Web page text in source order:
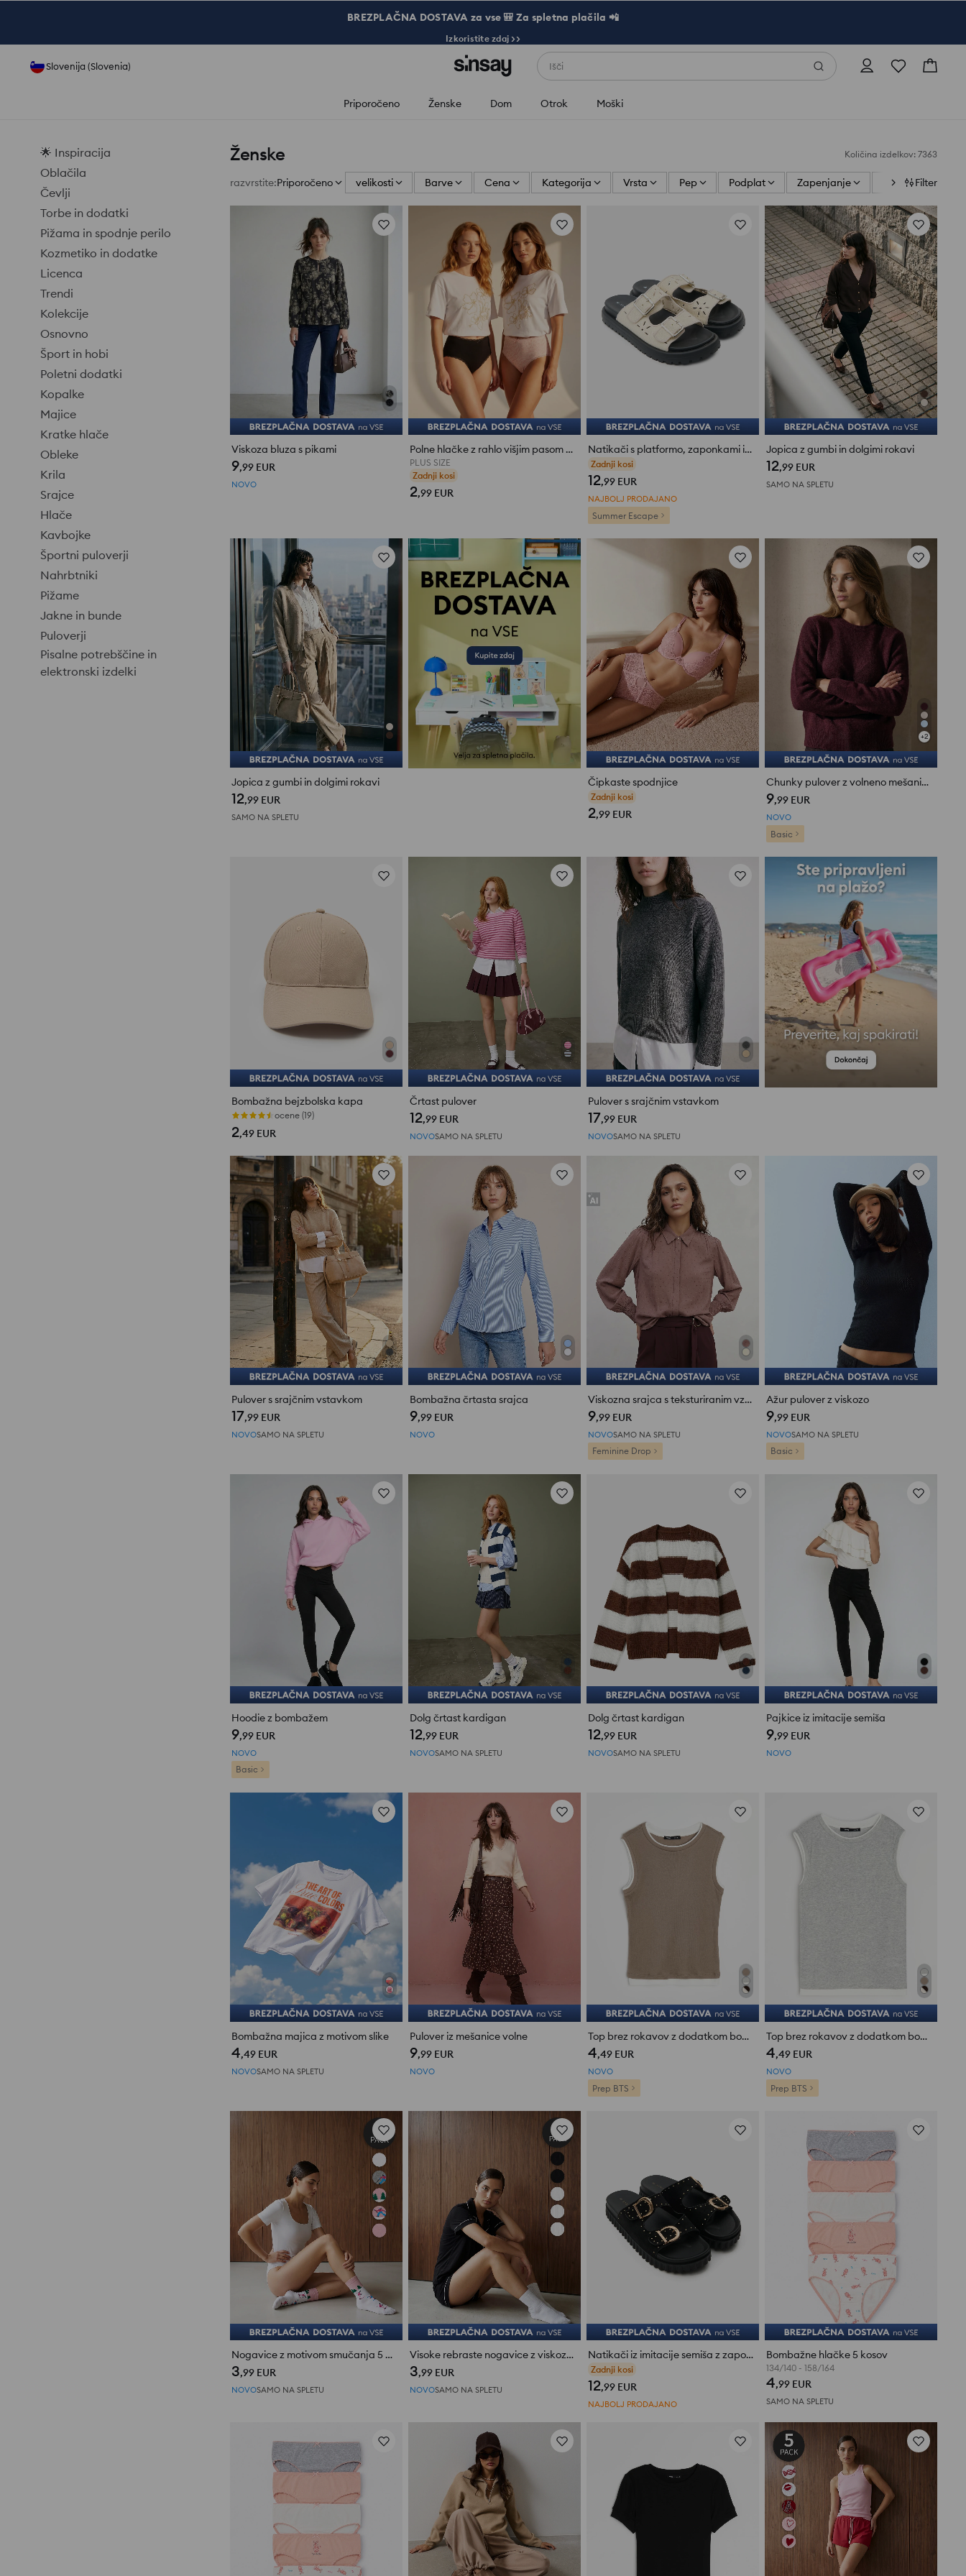
BREZPLAČNA DOSTAVA za vse 🎒 Za spletna plačila 📲
Izkoristite zdaj >>
Slovenija (Slovenia) Išči
Priporočeno Ženske Dom Otrok Moški
🌟 Inspiracija
Oblačila
Čevlji
Torbe in dodatki
Pižama in spodnje perilo
Kozmetiko in dodatke
Licenca
Trendi
Kolekcije
Osnovno
Šport in hobi
Poletni dodatki
Kopalke
Majice
Kratke hlače
Obleke
Krila
Srajce
Hlače
Kavbojke
Športni puloverji
Nahrbtniki
Pižame
Jakne in bunde
Puloverji
Pisalne potrebščine in
elektronski izdelki
Ženske Količina izdelkov: 7363
razvrstite:Priporočeno velikosti Barve Cena Kategorija Vrsta Pep Podplat Zapenjanje Prst Zgoraj
Filter
Viskoza bluza s pikami
9,99 EUR
NOVO
Polne hlačke z rahlo višjim pasom 2 kosa
PLUS SIZE
ocene (24)
2,99 EUR
Natikači s platformo, zaponkami in ažurnim vzorcem
ocene (14)
12,99 EUR
NAJBOLJ PRODAJANO
Summer Escape
Jopica z gumbi in dolgimi rokavi
12,99 EUR
SAMO NA SPLETU
Jopica z gumbi in dolgimi rokavi
12,99 EUR
SAMO NA SPLETU
Čipkaste spodnjice
ocene (12)
2,99 EUR
+2
Chunky pulover z volneno mešanico
9,99 EUR
NOVO
Basic
Bombažna bejzbolska kapa
ocene (19)
2,49 EUR
Črtast pulover
12,99 EUR
NOVOSAMO NA SPLETU
Pulover s srajčnim vstavkom
17,99 EUR
NOVOSAMO NA SPLETU
Pulover s srajčnim vstavkom
17,99 EUR
NOVOSAMO NA SPLETU
Bombažna črtasta srajca
9,99 EUR
NOVO
Viskozna srajca s teksturiranim vzorcem
9,99 EUR
NOVOSAMO NA SPLETU
Feminine Drop
Ažur pulover z viskozo
9,99 EUR
NOVOSAMO NA SPLETU
Basic
Hoodie z bombažem
9,99 EUR
NOVO
Basic
Dolg črtast kardigan
12,99 EUR
NOVOSAMO NA SPLETU
Dolg črtast kardigan
12,99 EUR
NOVOSAMO NA SPLETU
Pajkice iz imitacije semiša
9,99 EUR
NOVO
Bombažna majica z motivom slike
4,49 EUR
NOVOSAMO NA SPLETU
Pulover iz mešanice volne
9,99 EUR
NOVO
Top brez rokavov z dodatkom bombaža
4,49 EUR
NOVO
Prep BTS
Top brez rokavov z dodatkom bombaža
4,49 EUR
NOVO
Prep BTS
Nogavice z motivom smučanja 5 pack
3,99 EUR
NOVOSAMO NA SPLETU
Visoke rebraste nogavice z viskozo 5 pack
3,99 EUR
NOVOSAMO NA SPLETU
Natikači iz imitacije semiša z zaponkami in zakovicami
ocene (28)
12,99 EUR
NAJBOLJ PRODAJANO
Bombažne hlačke 5 kosov
134/140 - 158/164
4,99 EUR
SAMO NA SPLETU